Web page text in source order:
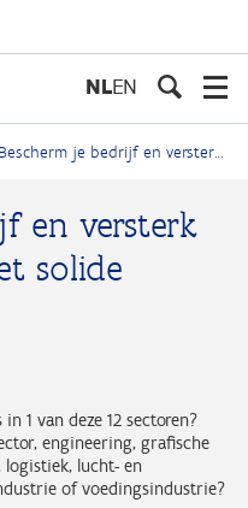
NLEN
Bescherm je bedrijf en versterk je marktpositie met solide cybersecurity
en versterk
solide
1 van deze 12 sectoren?
engineering, grafische
logistiek, lucht- en
of voedingsindustrie?